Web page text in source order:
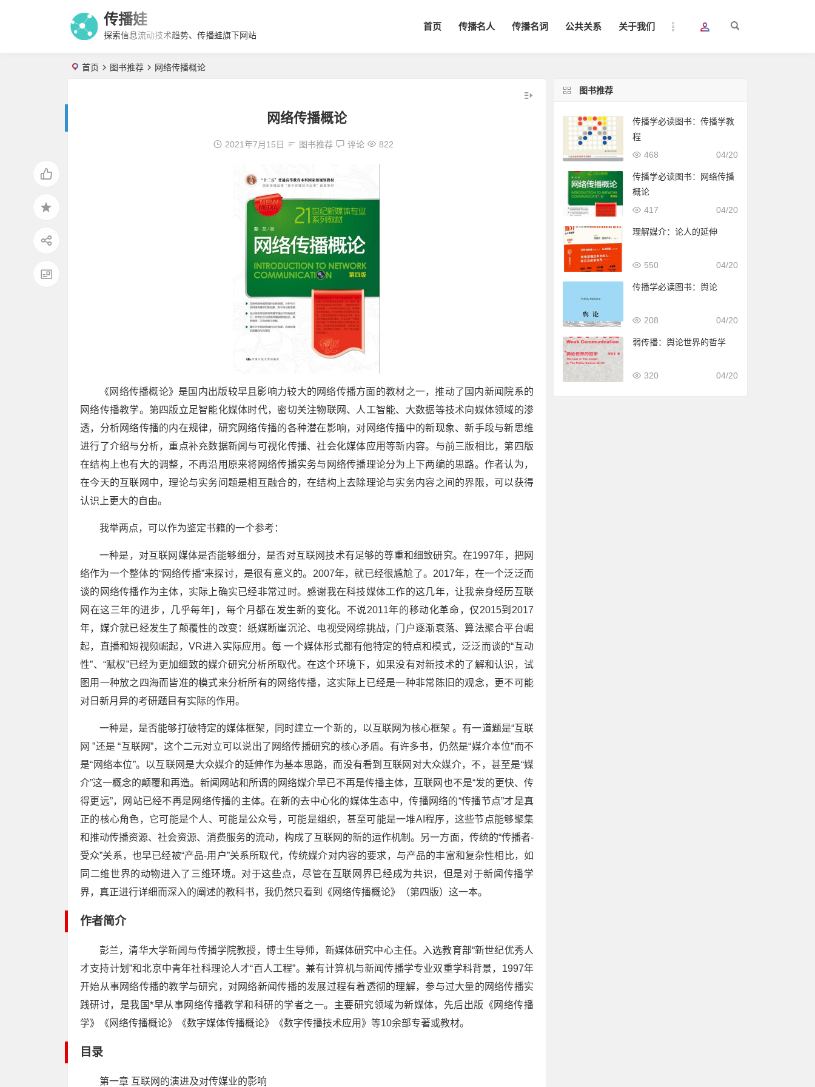
传播娃
探索信息流动技术趋势、传播蛙旗下网站
首页 传播名人 传播名词 公共关系 关于我们
首页 图书推荐 网络传播概论
网络传播概论
2021年7月15日 图书推荐 评论 822
《网络传播概论》是国内出版较早且影响力较大的网络传播方面的教材之一，推动了国内新闻院系的
网络传播教学。第四版立足智能化媒体时代，密切关注物联网、人工智能、大数据等技术向媒体领域的渗
透，分析网络传播的内在规律，研究网络传播的各种潜在影响，对网络传播中的新现象、新手段与新思维
进行了介绍与分析，重点补充数据新闻与可视化传播、社会化媒体应用等新内容。与前三版相比，第四版
在结构上也有大的调整，不再沿用原来将网络传播实务与网络传播理论分为上下两编的思路。作者认为，
在今天的互联网中，理论与实务问题是相互融合的，在结构上去除理论与实务内容之间的界限，可以获得
认识上更大的自由。
我举两点，可以作为鉴定书籍的一个参考：
一种是，对互联网媒体是否能够细分，是否对互联网技术有足够的尊重和细致研究。在1997年，把网
络作为一个整体的“网络传播”来探讨，是很有意义的。2007年，就已经很尴尬了。2017年，在一个泛泛而
谈的网络传播作为主体，实际上确实已经非常过时。感谢我在科技媒体工作的这几年，让我亲身经历互联
网在这三年的进步，几乎每年] ，每个月都在发生新的变化。不说2011年的移动化革命，仅2015到2017
年，媒介就已经发生了颠覆性的改变：纸媒断崖沉沦、电视受网综挑战，门户逐渐衰落、算法聚合平台崛
起，直播和短视频崛起，VR进入实际应用。每 一个媒体形式都有他特定的特点和模式，泛泛而谈的“互动
性”、“赋权”已经为更加细致的媒介研究分析所取代。在这个环境下，如果没有对新技术的了解和认识，试
图用一种放之四海而皆准的模式来分析所有的网络传播，这实际上已经是一种非常陈旧的观念，更不可能
对日新月异的考研题目有实际的作用。
一种是，是否能够打破特定的媒体框架，同时建立一个新的，以互联网为核心框架 。有一道题是“互联
网 ”还是 “互联网”，这个二元对立可以说出了网络传播研究的核心矛盾。有许多书，仍然是“媒介本位”而不
是“网络本位”。以互联网是大众媒介的延伸作为基本思路，而没有看到互联网对大众媒介，不，甚至是“媒
介”这一概念的颠覆和再造。新闻网站和所谓的网络媒介早已不再是传播主体，互联网也不是“发的更快、传
得更远”，网站已经不再是网络传播的主体。在新的去中心化的媒体生态中，传播网络的“传播节点”才是真
正的核心角色，它可能是个人、可能是公众号，可能是组织，甚至可能是一堆AI程序，这些节点能够聚集
和推动传播资源、社会资源、消费服务的流动，构成了互联网的新的运作机制。另一方面，传统的“传播者-
受众”关系，也早已经被“产品-用户”关系所取代，传统媒介对内容的要求，与产品的丰富和复杂性相比，如
同二维世界的动物进入了三维环境。对于这些点，尽管在互联网界已经成为共识，但是对于新闻传播学
界，真正进行详细而深入的阐述的教科书，我仍然只看到《网络传播概论》（第四版）这一本。
作者简介
彭兰，清华大学新闻与传播学院教授，博士生导师，新媒体研究中心主任。入选教育部“新世纪优秀人
才支持计划”和北京中青年社科理论人才“百人工程”。兼有计算机与新闻传播学专业双重学科背景，1997年
开始从事网络传播的教学与研究，对网络新闻传播的发展过程有着透彻的理解，参与过大量的网络传播实
践研讨，是我国*早从事网络传播教学和科研的学者之一。主要研究领域为新媒体，先后出版《网络传播
学》《网络传播概论》《数字媒体传播概论》《数字传播技术应用》等10余部专著或教材。
目录
第一章 互联网的演进及对传媒业的影响
图书推荐
传播学必读图书：传播学教
程
04/20
468
传播学必读图书：网络传播
概论
04/20
417
理解媒介：论人的延伸
04/20
550
传播学必读图书：舆论
04/20
208
弱传播：舆论世界的哲学
04/20
320